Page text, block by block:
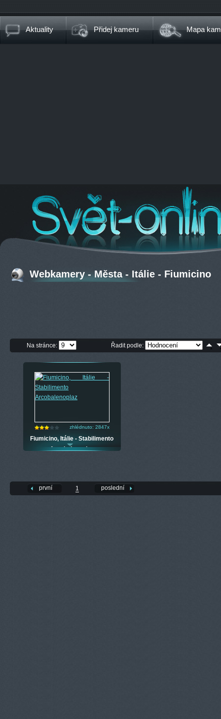
Aktuality Přidej kameru Mapa
Webkamery - Města - Itálie - Fiumicino
Na stránce: Řadit podle:
zhlédnuto: 2847x
Fiumicino, Itálie - Stabilimento
Arcobalenoplaz
první 1 poslední